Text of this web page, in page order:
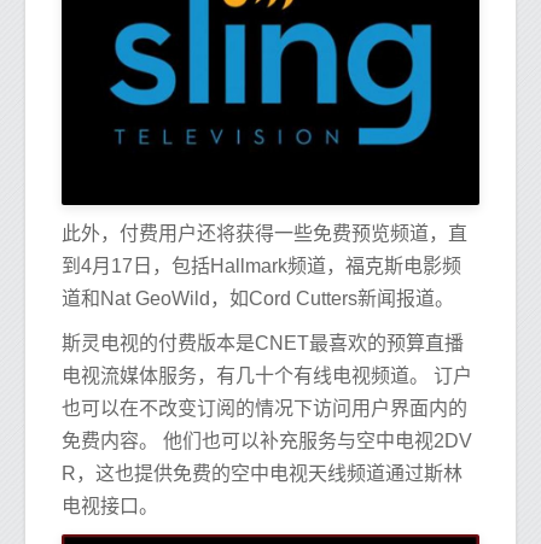
此外，付费用户还将获得一些免费预览频道，直
到4月17日，包括Hallmark频道，福克斯电影频
道和Nat GeoWild，如Cord Cutters新闻报道。
斯灵电视的付费版本是CNET最喜欢的预算直播
电视流媒体服务，有几十个有线电视频道。 订户
也可以在不改变订阅的情况下访问用户界面内的
免费内容。 他们也可以补充服务与空中电视2DV
R，这也提供免费的空中电视天线频道通过斯林
电视接口。